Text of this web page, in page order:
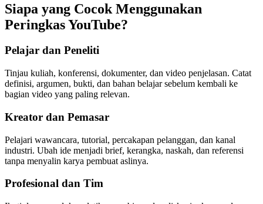
Siapa yang Cocok Menggunakan
Peringkas YouTube?
Pelajar dan Peneliti
Tinjau kuliah, konferensi, dokumenter, dan video penjelasan. Catat
definisi, argumen, bukti, dan bahan belajar sebelum kembali ke
bagian video yang paling relevan.
Kreator dan Pemasar
Pelajari wawancara, tutorial, percakapan pelanggan, dan kanal
industri. Ubah ide menjadi brief, kerangka, naskah, dan referensi
tanpa menyalin karya pembuat aslinya.
Profesional dan Tim